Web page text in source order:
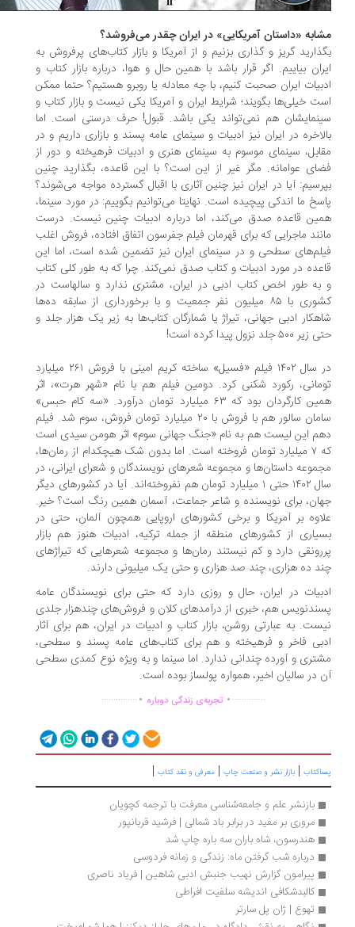
«داستان آمریکایی» در ایران چقدر می‌فروشد؟
گریز و گذاری بزنیم و از آمریکا و بازار کتاب‌های پرفروش به
بیاییم. اگر قرار باشد با همین حال و هوا، درباره بازار کتاب و
ایران صحبت کنیم، با چه معادله یا روبرو هستیم؟ حتما ممکن
خیلی‌ها بگویند؛ شرایط ایران و آمریکا یکی نیست و بازار کتاب و
هم نمی‌تواند یکی باشد. قبول! حرف درستی است. اما
در ایران نیز ادبیات و سینمای عامه پسند و بازاری داریم و در
سینمای موسوم به سینمای هنری و ادبیات فرهیخته و دور از
عوامانه. مگر غیر از این است؟ با این قاعده، بگذارید چنین
آیا در ایران نیز چنین آثاری با اقبال گسترده مواجه می‌شوند؟
ما اندکی پیچیده است. نهایتا می‌توانیم بگوییم: در مورد سینما،
قاعده صدق می‌کند، اما درباره ادبیات چنین نیست. درست
ماجرایی که برای قهرمان فیلم جفرسون اتفاق افتاده، فروش اغلب
سطحی و در سینمای ایران نیز تضمین شده است، اما این
در مورد ادبیات و کتاب صدق نمی‌کند. چرا که به طور کلی کتاب
طور اخص کتاب ادبی در ایران، مشتری ندارد و سالهاست در
کشوری با ۸۵ میلیون نفر جمعیت و با برخورداری از سابقه ده‌ها
ادبی جهانی، تیراژ یا شمارگان کتاب‌ها به زیر یک هزار جلد و
جلد نزول پیدا کرده است!
در سال ۱۴۰۲ فیلم «فسیل» ساخته کریم امینی با فروش ۲۶۱ میلیارد
رکورد شکنی کرد. دومین فیلم هم با نام «شهر هرت»، اثر
همین کارگردان بود که ۶۳ میلیارد تومان درآورد. «سه کام حبس»
سامان سالور هم با فروش با ۲۰ میلیارد تومان فروش، سوم شد. فیلم
این لیست هم به نام «جنگ جهانی سوم» اثر هومن سیدی است
که ۷ میلیارد تومان فروخته است. اما بدون شک هیچکدام از رمان‌ها،
داستان‌ها و مجموعه شعر‌های نویسندگان و شعرای ایرانی، در
سال ۱۴۰۲ حتی ۱ میلیارد تومان هم نفروخته‌اند. آیا در کشور‌های دیگر
برای نویسنده و شاعر جماعت، آسمان همین رنگ است؟ خیر.
بر آمریکا و برخی کشور‌های اروپایی همچون آلمان، حتی در
از کشور‌های منطقه از جمله ترکیه، ادبیات هنوز هم بازار
دارد و کم نیستند رمان‌ها و مجموعه شعر‌هایی که تیراژ‌های
ده هزاری، چند صد هزاری و حتی یک میلیونی دارند.
در ایران، حال و روزی دارد که حتی برای نویسندگان عامه
هم، خبری از درآمد‌های کلان و فروش‌های چندهزار جلدی
به عبارتی روشن، بازار کتاب و ادبیات در ایران، هم برای آثار
فاخر و فرهیخته و هم برای کتاب‌های عامه پسند و سطحی،
و آورده چندانی ندارد. اما سینما و به ویژه نوع کمدی سطحی
در سالیان اخیر، همواره پولساز بوده است.
................تجربه‌ی زندگی دوباره ...............
|بازار نشر و صنعت چاپ|معرفی و نقد کتاب|
بازنشر علم و جامعه‌شناسی معرفت با ترجمه کچویان
مروری بر مفید در برابر باد شمالی | فرشید قربانپور
هندرسون، شاه باران سه باره چاپ شد
درباره شب گرفتن ماه: زندگی و زمانه فردوسی
پیرامون گزارش نهیب جنبش ادبی شاهین | فریاد ناصری
کالبدشکافی اندیشه سلفیت افراطی
تهوع | ژان پل سارتر